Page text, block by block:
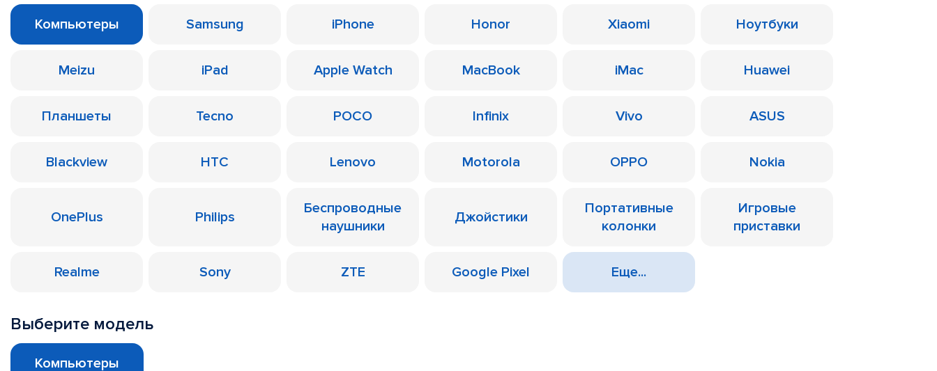
Компьютеры Samsung iPhone Honor Xiaomi Ноутбуки
Meizu iPad Apple Watch MacBook iMac Huawei
Планшеты Tecno POCO Infinix Vivo ASUS
Blackview HTC Lenovo Motorola OPPO Nokia
OnePlus Philips
Беспроводные
наушники
Джойстики
Портативные
колонки
Игровые
приставки
Realme Sony ZTE Google Pixel Еще...
Выберите модель
Компьютеры